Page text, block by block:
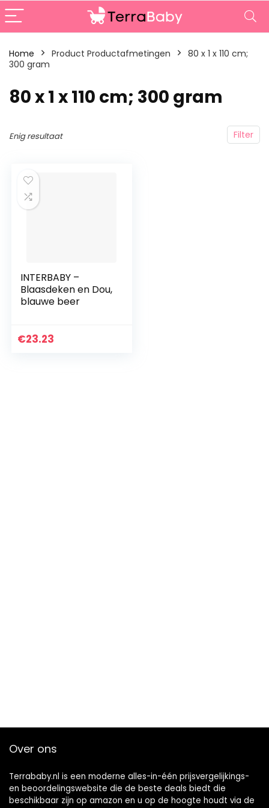
Home Product Productafmetingen
‎80 x 1 x 110 cm;
300 gram
‎80 x 1 x 110 cm; 300 gram
Filter
Enig resultaat
INTERBABY –
Blaasdeken en Dou,
blauwe beer
€23.23
Over ons
Terrababy.nl is een moderne alles-in-één prijsvergelijkings-
en beoordelingswebsite die de beste deals biedt die
beschikbaar zijn op amazon en u op de hoogte houdt via de